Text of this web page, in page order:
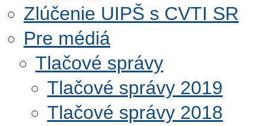
Zlúčenie UIPŠ s CVTI SR
Pre médiá
Tlačové správy
Tlačové správy 2019
Tlačové správy 2018